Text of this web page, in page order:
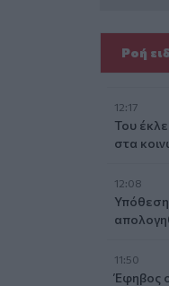
Ροή
12:17
Του
στα
12:08
11:50
Έφηβος